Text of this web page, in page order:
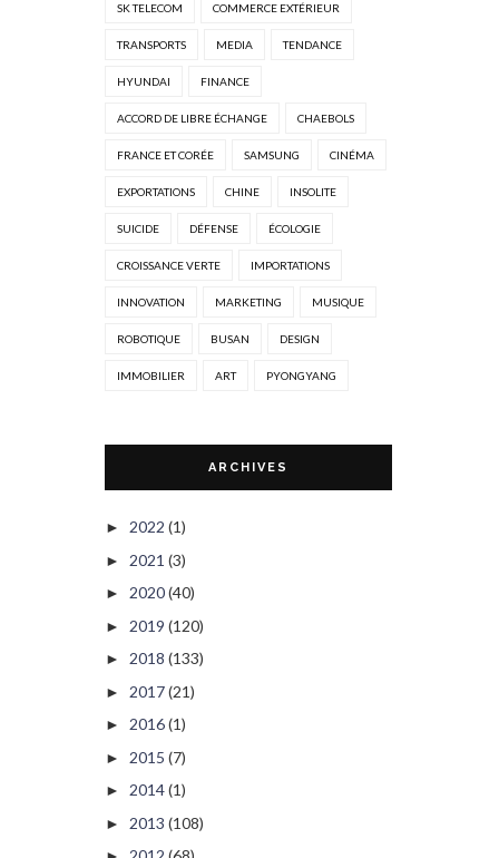
SK TELECOM COMMERCE EXTÉRIEUR
TRANSPORTS MEDIA TENDANCE
HYUNDAI FINANCE
ACCORD DE LIBRE ÉCHANGE CHAEBOLS
FRANCE ET CORÉE SAMSUNG CINÉMA
EXPORTATIONS CHINE INSOLITE
SUICIDE DÉFENSE ÉCOLOGIE
CROISSANCE VERTE IMPORTATIONS
INNOVATION MARKETING MUSIQUE
ROBOTIQUE BUSAN DESIGN
IMMOBILIER ART PYONGYANG
ARCHIVES
► 2022 (1)
► 2021 (3)
► 2020(40)
► 2019 (120)
► 2018 (133)
► 2017(21)
► 2016(1)
► 2015 (7)
► 2014(1)
► 2013 (108)